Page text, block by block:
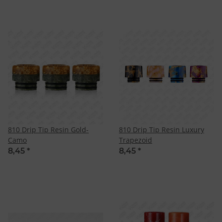
810 Drip Tip Resin Gold-
Camo
8,45 *
810 Drip Tip Resin Luxury
Trapezoid
8,45 *